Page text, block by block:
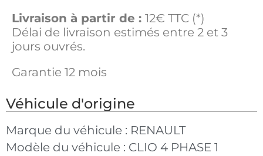
Livraison à partir de : 12€ TTC (*)
Délai de livraison estimés entre 2 et 3
jours ouvrés.
Garantie 12 mois
Véhicule d'origine
Marque du véhicule : RENAULT
Modèle du véhicule : CLIO 4 PHASE 1